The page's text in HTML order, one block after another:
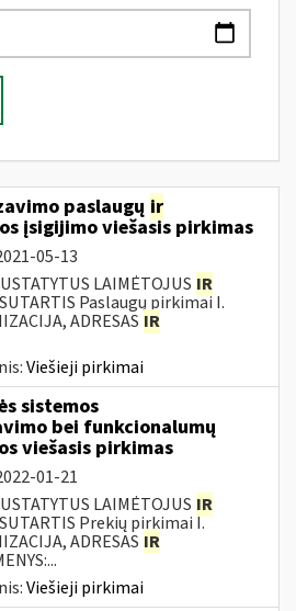
paslaugų ir
įsigijimo viešasis pirkimas
05-13
LAIMĖTOJUS IR
Paslaugų pirkimai I.
ADRESAS IR
Viešieji pirkimai
sistemos
bei funkcionalumų
viešasis pirkimas
01-21
LAIMĖTOJUS IR
Prekių pirkimai I.
ADRESAS IR
Viešieji pirkimai